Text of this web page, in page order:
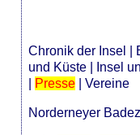
Chronik der Insel
und Küste
Insel
Presse |Vereine
Norderneyer